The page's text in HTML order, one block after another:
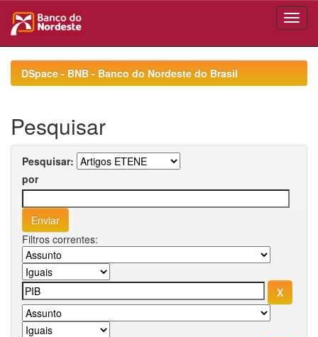
navigationDSpace - BNB - Banco do Nordeste do Brasil
Pesquisar
Pesquisar:
por
Filtros correntes: